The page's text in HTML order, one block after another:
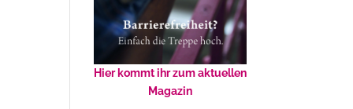
Hier kommt ihr zum aktuellen
Magazin